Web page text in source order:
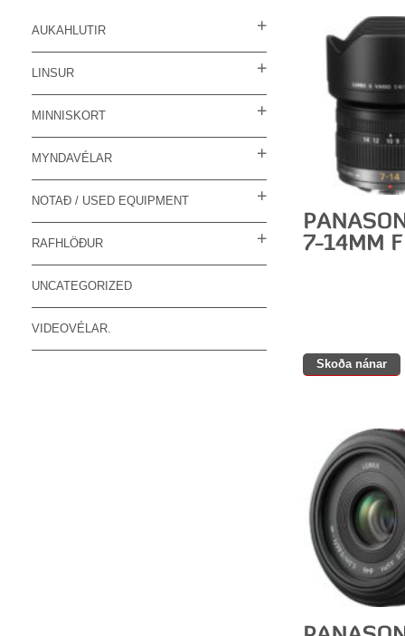
Skoða nánar
AUKAHLUTIR
LINSUR
MINNISKORT
MYNDAVÉLAR
NOTAÐ / USED EQUIPMENT
RAFHLÖÐUR
UNCATEGORIZED
VIDEOVÉLAR.